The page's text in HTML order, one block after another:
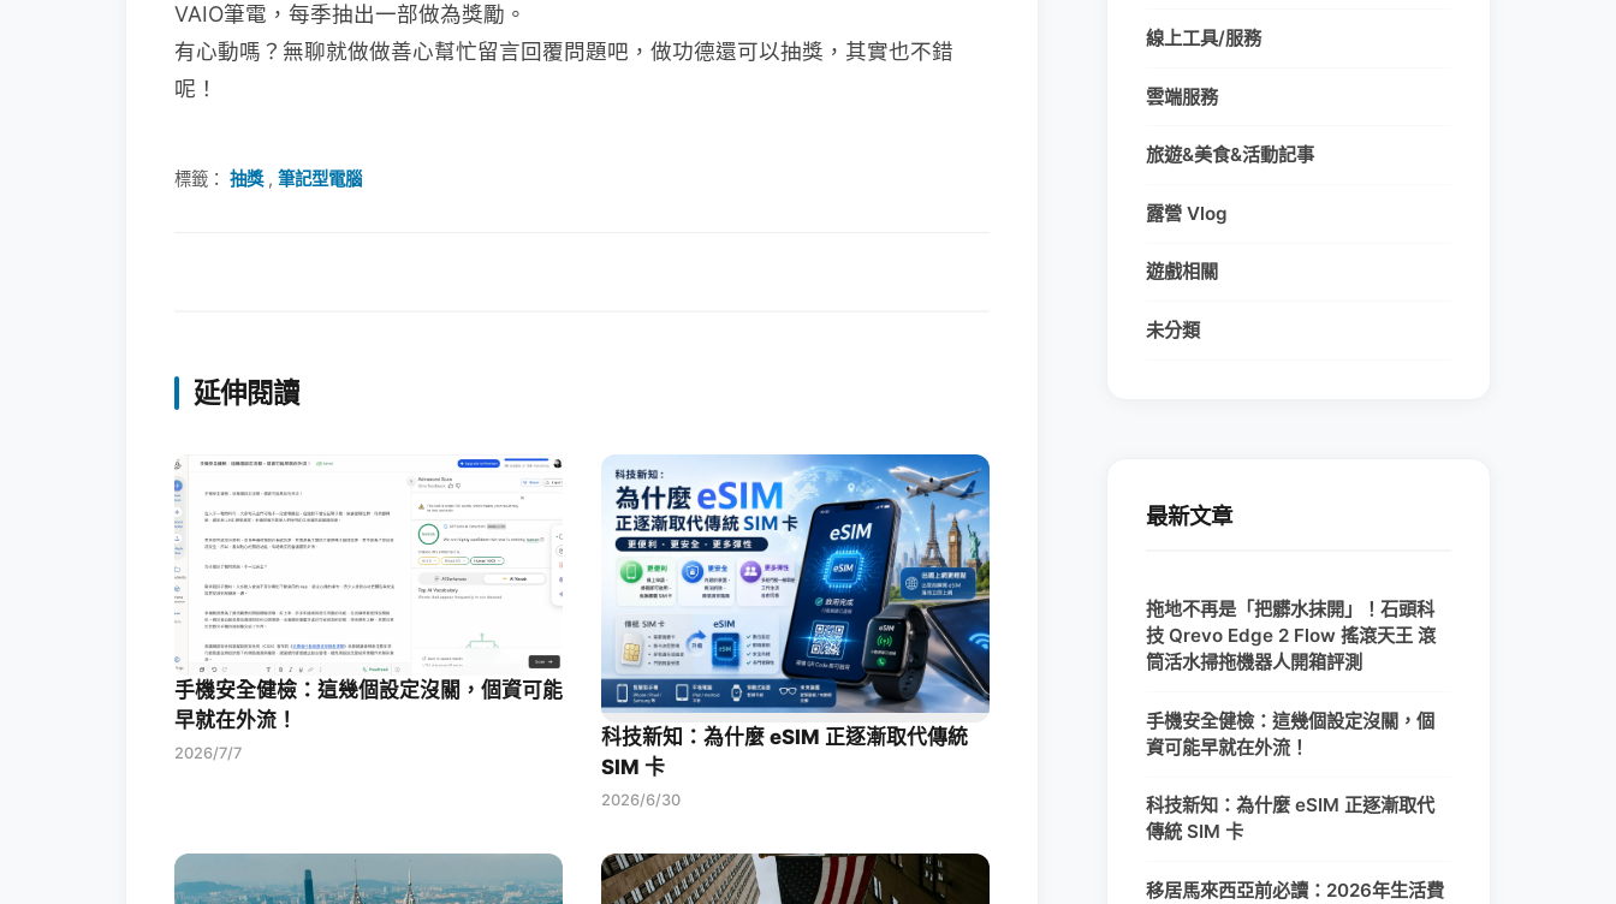
VAIO筆電，每季抽出一部做為獎勵。
有心動嗎？無聊就做做善心幫忙留言回覆問題吧，做功德還可以抽獎，其實也不錯
呢！
標籤： 抽獎, 筆記型電腦
延伸閱讀
手機安全健檢：這幾個設定沒關，個資可能
早就在外流！
2026/7/7
科技新知：為什麼 eSIM 正逐漸取代傳統
SIM 卡
2026/6/30
線上工具/服務
雲端服務
旅遊&美食&活動記事
露營 Vlog
遊戲相關
未分類
最新文章
拖地不再是「把髒水抹開」！石頭科
技 Qrevo Edge 2 Flow 搖滾天王 滾
筒活水掃拖機器人開箱評測
手機安全健檢：這幾個設定沒關，個
資可能早就在外流！
科技新知：為什麼 eSIM 正逐漸取代
傳統 SIM 卡
移居馬來西亞前必讀：2026年生活費